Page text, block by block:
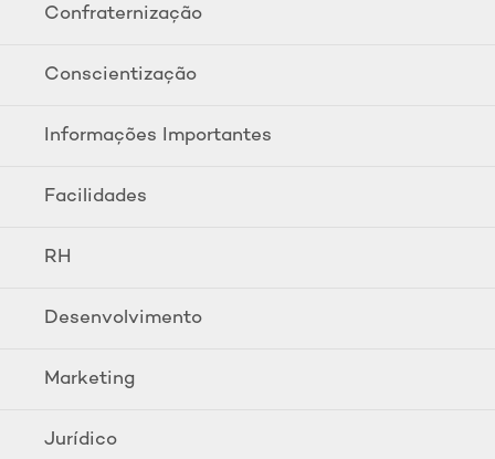
Confraternização
Conscientização
Informações Importantes
Facilidades
RH
Desenvolvimento
Marketing
Jurídico